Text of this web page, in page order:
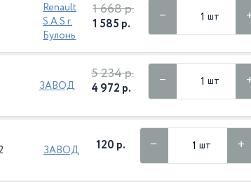
Renault
S.A.S г.
Булонь
1 668 р.
1 585 р. шт
ЗАВОД
5 234 р.
4 972 р. шт
ЗАВОД 120 р. шт